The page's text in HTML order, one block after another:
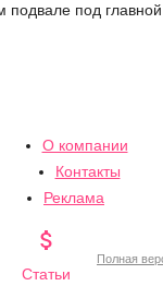
подвале под
О компании
Контакты
Реклама

Статьи
Полная